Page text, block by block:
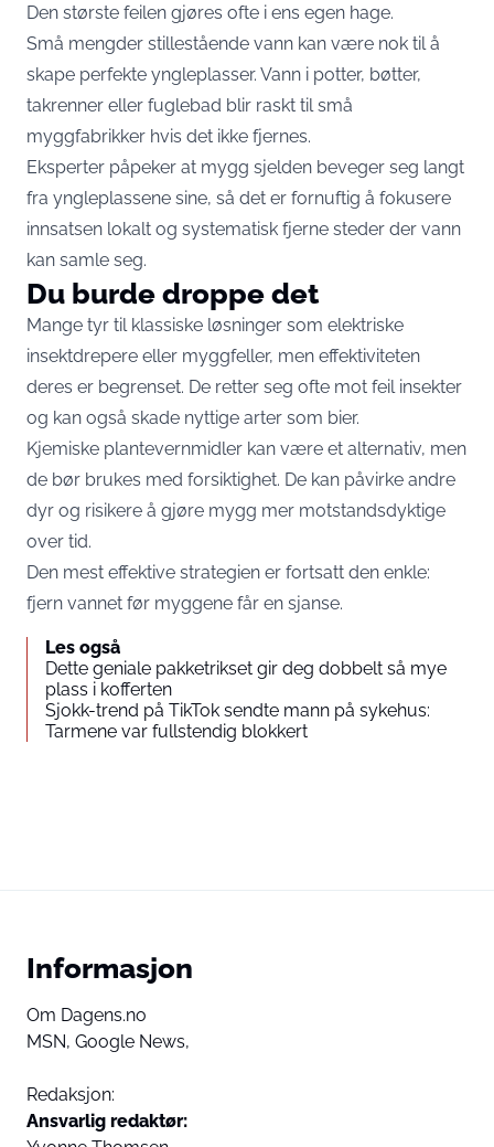
Den største feilen gjøres ofte i ens egen hage.
Små mengder stillestående vann kan være nok til å
skape perfekte yngleplasser. Vann i potter, bøtter,
takrenner eller fuglebad blir raskt til små
myggfabrikker hvis det ikke fjernes.
Eksperter påpeker at mygg sjelden beveger seg langt
fra yngleplassene sine, så det er fornuftig å fokusere
innsatsen lokalt og systematisk fjerne steder der vann
kan samle seg.
Du burde droppe det
Mange tyr til klassiske løsninger som elektriske
insektdrepere eller myggfeller, men effektiviteten
deres er begrenset. De retter seg ofte mot feil insekter
og kan også skade nyttige arter som bier.
Kjemiske plantevernmidler kan være et alternativ, men
de bør brukes med forsiktighet. De kan påvirke andre
dyr og risikere å gjøre mygg mer motstandsdyktige
over tid.
Den mest effektive strategien er fortsatt den enkle:
fjern vannet før myggene får en sjanse.
Les også
Dette geniale pakketrikset gir deg dobbelt så mye
plass i kofferten
Sjokk-trend på TikTok sendte mann på sykehus:
Tarmene var fullstendig blokkert
Informasjon
Om Dagens.no
MSN, Google News,
Redaksjon:
Ansvarlig redaktør: